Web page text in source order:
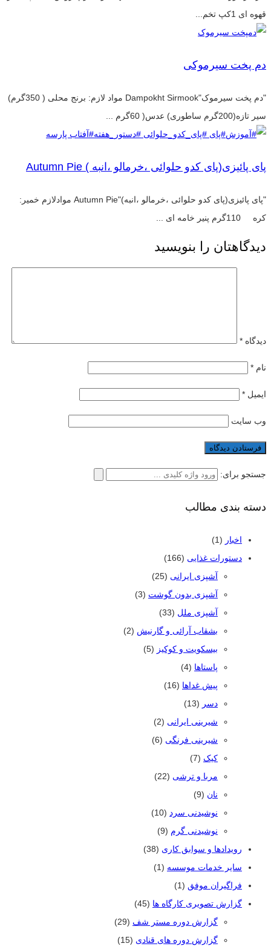
قهوه ای 1کپ تخم...
دم پخت سیرموکی
"دم پخت سیرموک"Dampokht Sirmook مواد لازم: برنج محلی ( 350گرم)
سیر تازه(200گرم ساطوری) عدس( 60گرم ...
پای پائیزی(پای کدو حلوائی ،خرمالو ،انبه ) Autumn Pie
"پای پائیزی(پای کدو حلوائی ،خرمالو ،انبه)"Autumn Pie موادلازم خمیر:
کره 110گرم پنیر خامه ای ...
دیدگاهتان را بنویسید
دیدگاه *
نام *
ایمیل *
وب‌ سایت
جستجو برای:
دسته بندی مطالب
اخبار (1)
دستورات غذایی (166)
آشپزی ایرانی (25)
آشپزی بدون گوشت (3)
آشپزی ملل (33)
بشقاب آرائی و گارنیش (2)
بیسکویت و کوکیز (5)
پاستاها (4)
پیش غداها (16)
دسر (13)
شیرینی ایرانی (2)
شیرینی فرنگی (6)
کیک (7)
مربا و ترشی (22)
نان (9)
نوشیدنی سرد (10)
نوشیدنی گرم (9)
رویدادها و سوابق کاری (38)
سایر خدمات موسسه (1)
فراگیران موفق (1)
گزارش تصویری کارگاه ها (45)
گزارش دوره مستر شف (29)
گزارش دوره های قنادی (15)